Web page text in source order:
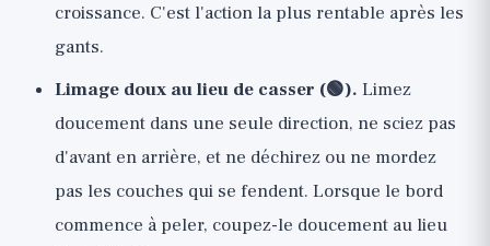
croissance. C'est l'action la plus rentable après les
gants.
Limage doux au lieu de casser (🟢). Limez
doucement dans une seule direction, ne sciez pas
d'avant en arrière, et ne déchirez ou ne mordez
pas les couches qui se fendent. Lorsque le bord
commence à peler, coupez-le doucement au lieu